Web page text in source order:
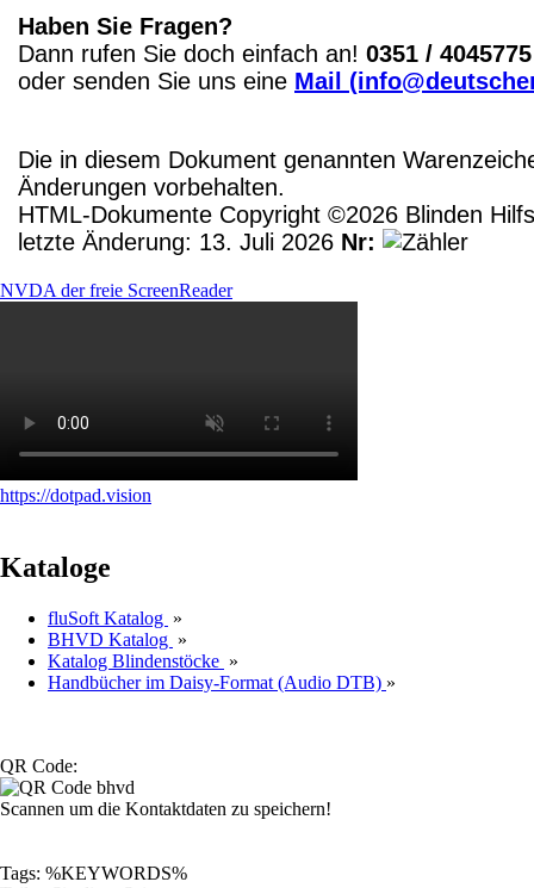
Haben Sie Fragen?
Dann rufen Sie doch einfach an! 0351 / 4045775
oder senden Sie uns eine Mail
Die in diesem Dokument genannten
Änderungen vorbehalten.
HTML-Dokumente Copyright ©2026 Blinden
letzte Änderung: 13. Juli 2026 Nr:
NVDA der freie ScreenReader
https://dotpad.vision
Kataloge
fluSoft Katalog »
BHVD Katalog »
Katalog Blindenstöcke »
Handbücher im Daisy-Format (Audio DTB) »
QR Code:
Scannen um die Kontaktdaten zu speichern!
Tags: %KEYWORDS%